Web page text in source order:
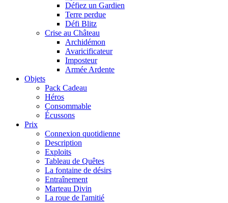
Défiez un Gardien
Terre perdue
Défi Blitz
Crise au Château
Archidémon
Avaricificateur
Imposteur
Armée Ardente
Objets
Pack Cadeau
Héros
Consommable
Écussons
Prix
Connexion quotidienne
Description
Exploits
Tableau de Quêtes
La fontaine de désirs
Entraînement
Marteau Divin
La roue de l'amitié